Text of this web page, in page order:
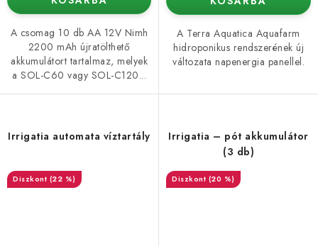
A csomag 10 db AA 12V Nimh
2200 mAh újratölthető
akkumulátort tartalmaz, melyek
a SOL-C60 vagy SOL-C120...
A Terra Aquatica Aquafarm
hidroponikus rendszerének új
változata napenergia panellel.
Irrigatia automata víztartály
(22 %)
Irrigatia – pót akkumulátor
(3 db)
(20 %)